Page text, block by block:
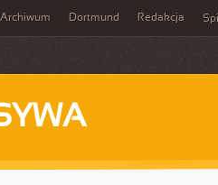
Archiwum Dortmund Redakcja